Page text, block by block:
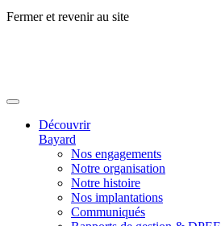
Fermer et revenir au site
Découvrir
Bayard
Nos engagements
Notre organisation
Notre histoire
Nos implantations
Communiqués